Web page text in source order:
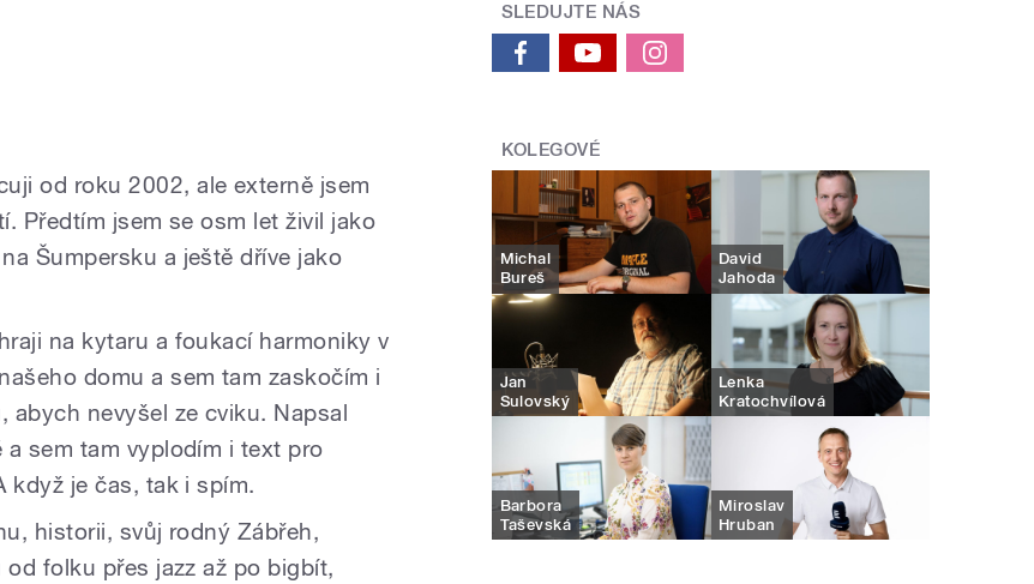
od roku 2002, ale externě jsem
Předtím jsem se osm let živil jako
Šumpersku a ještě dříve jako
na kytaru a foukací harmoniky v
domu a sem tam zaskočím i
nevyšel ze cviku. Napsal
sem tam vyplodím i text pro
když je čas, tak i spím.
historii, svůj rodný Zábřeh,
folku přes jazz až po bigbít,
SLEDUJTE NÁS
KOLEGOVÉ
Michal
Bureš
David
Jahoda
Jan
Sulovský
Lenka
Kratochvílová
Barbora
Taševská
Miroslav
Hruban